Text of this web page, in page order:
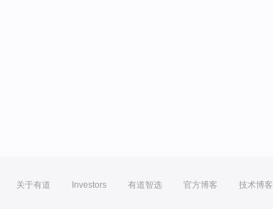
关于有道 Investors 有道智选 官方博客 技术博客